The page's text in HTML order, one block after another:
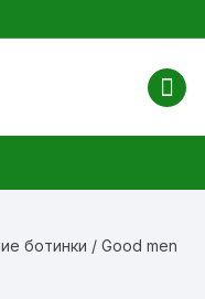
ботинки / Good men